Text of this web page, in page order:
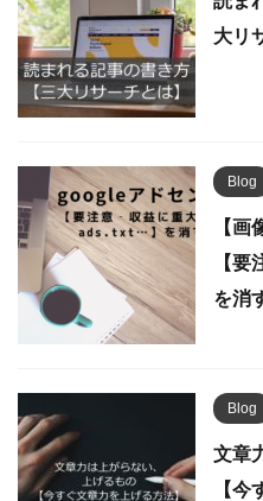
大リ
Blog
【
【
を消
Blog
文章
【今